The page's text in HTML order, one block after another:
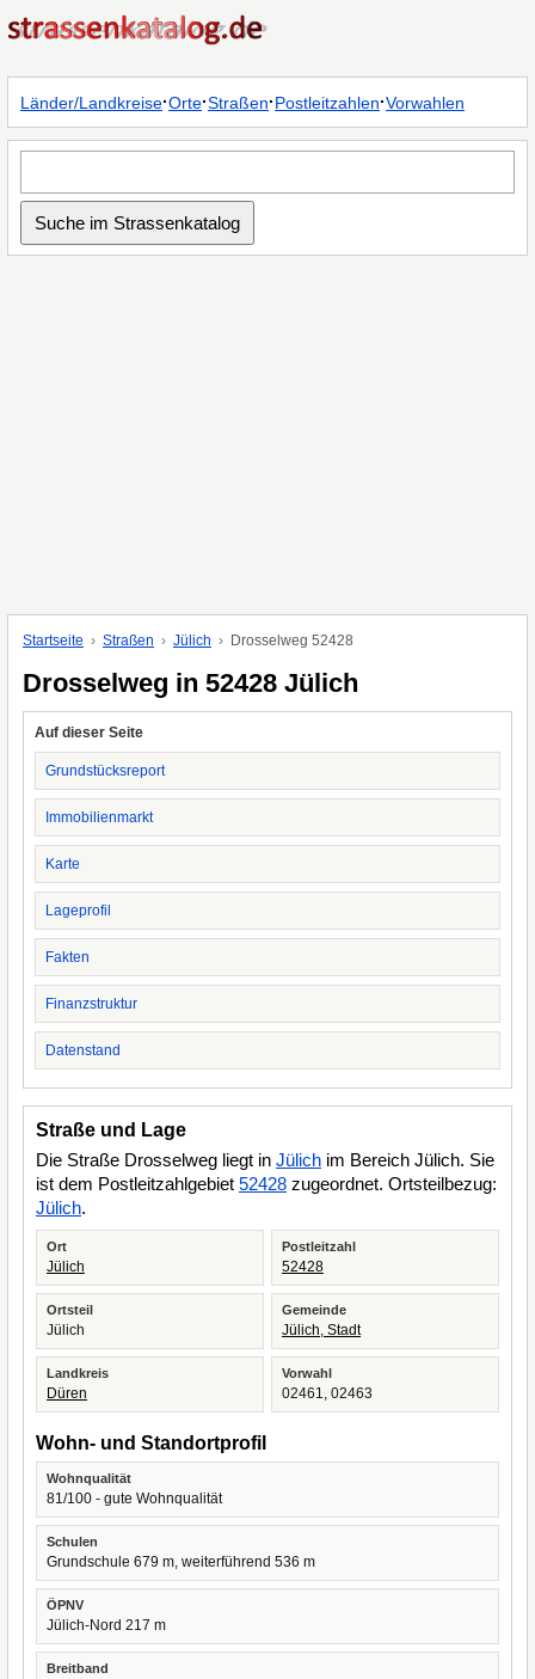
Länder/Landkreise·Orte·Straßen·Postleitzahlen·Vorwahlen
Startseite Straßen Jülich Drosselweg 52428
Drosselweg in 52428 Jülich
Auf dieser Seite
Grundstücksreport
Immobilienmarkt
Karte
Lageprofil
Fakten
Finanzstruktur
Datenstand
Straße und Lage
Die Straße Drosselweg liegt in Jülich im Bereich Jülich. Sie
ist dem Postleitzahlgebiet 52428 zugeordnet. Ortsteilbezug:
Jülich.
Ort
Jülich
Postleitzahl
52428
Ortsteil
Jülich
Gemeinde
Jülich, Stadt
Landkreis
Düren
Vorwahl
02461, 02463
Wohn- und Standortprofil
Wohnqualität
81/100 - gute Wohnqualität
Schulen
Grundschule 679 m, weiterführend 536 m
ÖPNV
Jülich-Nord 217 m
Breitband